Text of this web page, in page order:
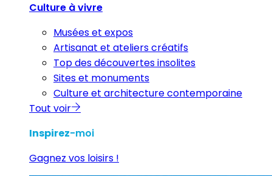
Culture à vivre
Musées et expos
Artisanat et ateliers créatifs
Top des découvertes insolites
Sites et monuments
Culture et architecture contemporaine
Tout voir
Inspirez-moi
Gagnez vos loisirs !